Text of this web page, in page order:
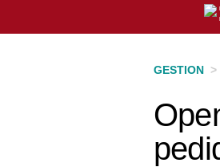
Perú
GESTION >